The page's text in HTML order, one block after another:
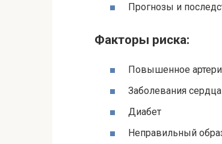
Прогнозы и
Факторы риска:
Повышенное
Заболевания
Диабет
Неправильный